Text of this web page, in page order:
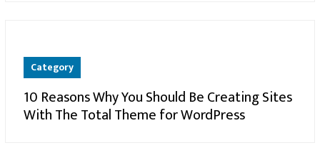
Category
10 Reasons Why You Should Be Creating Sites
With The Total Theme for WordPress